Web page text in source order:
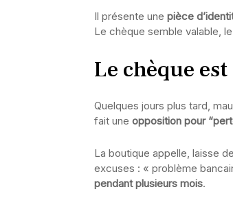
Il présente une pièce
Le chèque semble valable,
Le chèque
Quelques jours plus tard,
fait une opposition pour
La boutique appelle, laisse
excuses : « problème
pendant plusieurs mois.